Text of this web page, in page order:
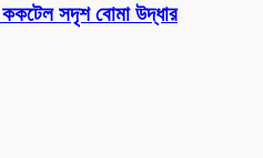
ককটেল সদৃশ বোমা উদ্ধার